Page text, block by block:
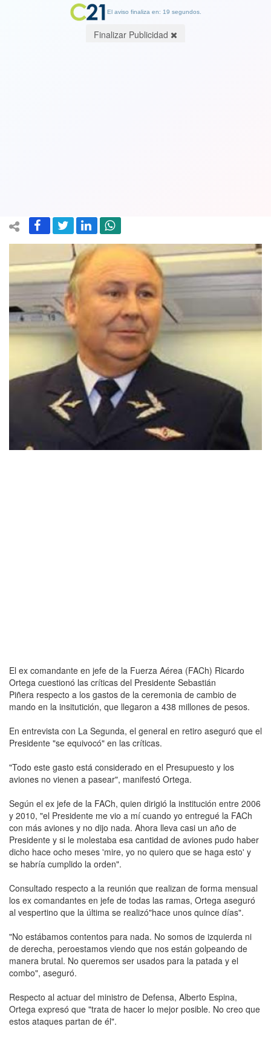
El ex comandante en jefe de la Fuerza Aérea (FACh) Ricardo
Ortega cuestionó las críticas del Presidente Sebastián
Piñera respecto a los gastos de la ceremonia de cambio de
mando en la insitutición, que llegaron a 438 millones de pesos.
En entrevista con La Segunda, el general en retiro aseguró que el
Presidente "se equivocó" en las críticas.
"Todo este gasto está considerado en el Presupuesto y los
aviones no vienen a pasear", manifestó Ortega.
Según el ex jefe de la FACh, quien dirigió la institución entre 2006
y 2010, "el Presidente me vio a mí cuando yo entregué la FACh
con más aviones y no dijo nada. Ahora lleva casi un año de
Presidente y si le molestaba esa cantidad de aviones pudo haber
dicho hace ocho meses 'mire, yo no quiero que se haga esto' y
se habría cumplido la orden".
Consultado respecto a la reunión que realizan de forma mensual
los ex comandantes en jefe de todas las ramas, Ortega aseguró
al vespertino que la última se realizó"hace unos quince días".
"No estábamos contentos para nada. No somos de izquierda ni
de derecha, peroestamos viendo que nos están golpeando de
manera brutal. No queremos ser usados para la patada y el
combo", aseguró.
Respecto al actuar del ministro de Defensa, Alberto Espina,
Ortega expresó que "trata de hacer lo mejor posible. No creo que
estos ataques partan de él".
El aviso finaliza en: 19 segundos.
Finalizar Publicidad